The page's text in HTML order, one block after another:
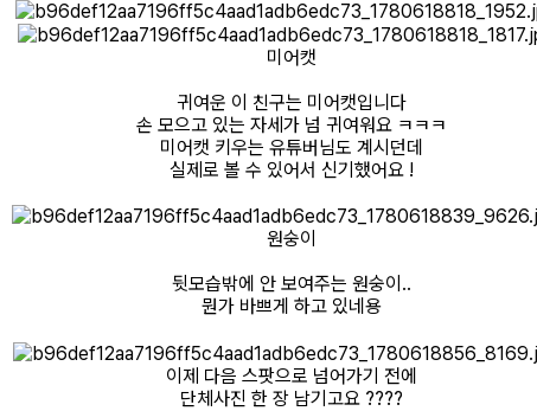
미어캣
귀여운 이 친구는 미어캣입니다
손 모으고 있는 자세가 넘 귀여워요 ㅋㅋㅋ
미어캣 키우는 유튜버님도 계시던데
실제로 볼 수 있어서 신기했어요 !
원숭이
뒷모습밖에 안 보여주는 원숭이..
뭔가 바쁘게 하고 있네용
이제 다음 스팟으로 넘어가기 전에
단체사진 한 장 남기고요 ????